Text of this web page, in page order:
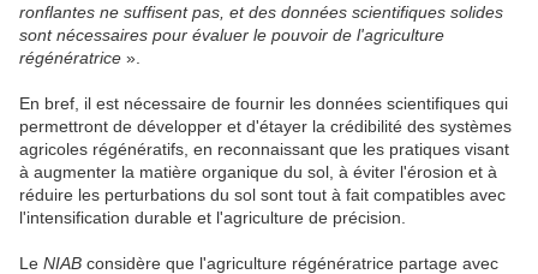
ronflantes ne suffisent pas, et des données scientifiques solides
sont nécessaires pour évaluer le pouvoir de l'agriculture
régénératrice ».
En bref, il est nécessaire de fournir les données scientifiques qui
permettront de développer et d'étayer la crédibilité des systèmes
agricoles régénératifs, en reconnaissant que les pratiques visant
à augmenter la matière organique du sol, à éviter l'érosion et à
réduire les perturbations du sol sont tout à fait compatibles avec
l'intensification durable et l'agriculture de précision.
Le NIAB considère que l'agriculture régénératrice partage avec